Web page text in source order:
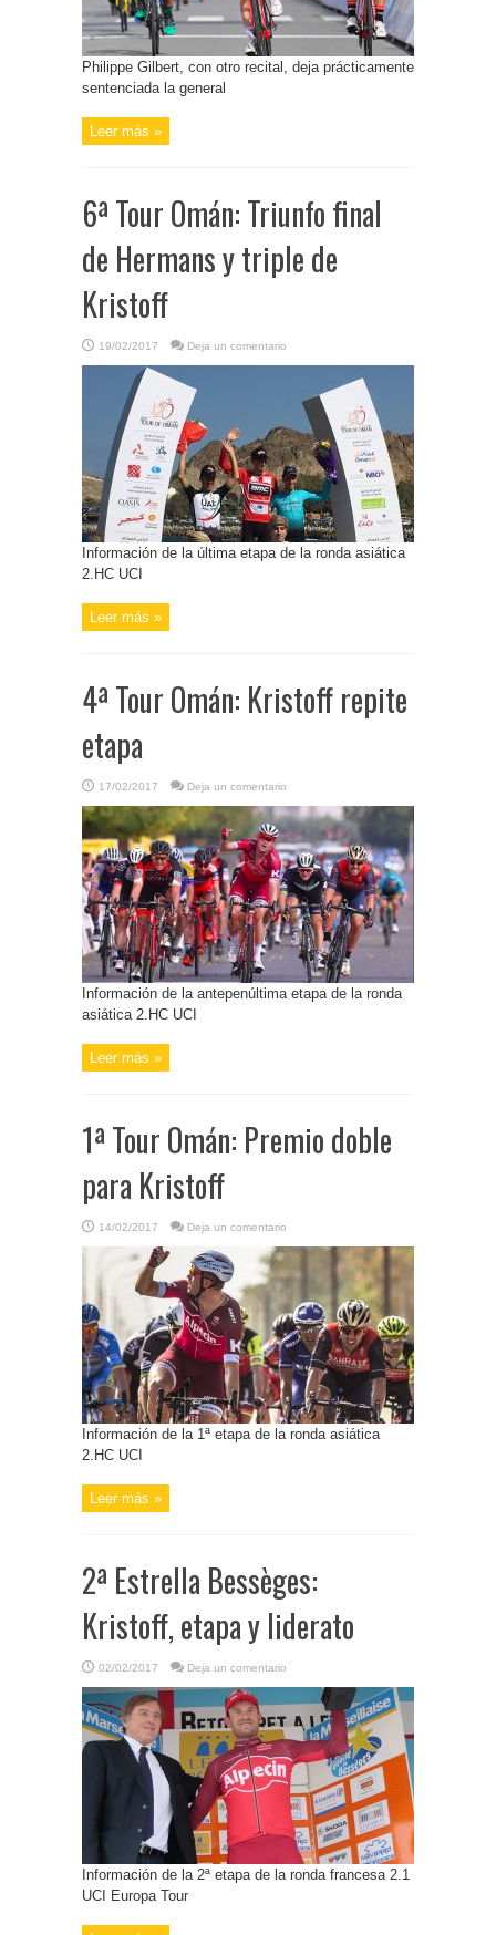
Philippe Gilbert, con otro recital, deja prácticamente
sentenciada la general
Leer más »
6ª Tour Omán: Triunfo final
de Hermans y triple de
Kristoff
19/02/2017 Deja un comentario
Información de la última etapa de la ronda asiática
2.HC UCI
Leer más »
4ª Tour Omán: Kristoff repite
etapa
17/02/2017 Deja un comentario
Información de la antepenúltima etapa de la ronda
asiática 2.HC UCI
Leer más »
1ª Tour Omán: Premio doble
para Kristoff
14/02/2017 Deja un comentario
Información de la 1ª etapa de la ronda asiática
2.HC UCI
Leer más »
2ª Estrella Bessèges:
Kristoff, etapa y liderato
02/02/2017 Deja un comentario
Información de la 2ª etapa de la ronda francesa 2.1
UCI Europa Tour